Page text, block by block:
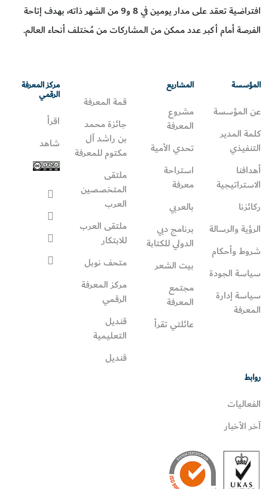
افتراضية تعقد على مدار يومين في 8 و9 من الشهر ذاته، بهدف إتاحة
الفرصة أمام أكبر عدد ممكن من المشاركات من مُختلف أنحاء العالم.
المؤسسة
عن المؤسسة
كلمة المدير
التنفيذي
أهدافنا
الاستراتيجية
ركائزنا
الرؤية والرسالة
شروط وأحكام
سياسة الجودة
سياسة إدارة
المعرفة
المشاريع
مشروع
المعرفة
تحدي الأمية
استراحة
معرفة
بالعربي
برنامج دبي
الدولي للكتابة
بيت الشعر
مجتمع
المعرفة
عائلتي تقرأ‎
قمة المعرفة
جائزة محمد
بن راشد آل
مكتوم للمعرفة
ملتقى
المتخصصين
العرب
ملتقى العرب
للابتكار
متحف نوبل
مركز المعرفة
الرقمي
قنديل
التعليمية
قنديل
مركز المعرفة
الرقمي
اقرأ
شاهد
روابط
الفعاليات
آخر الأخبار